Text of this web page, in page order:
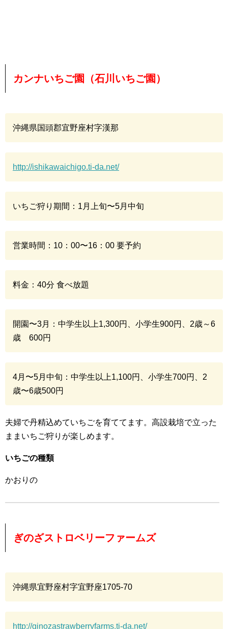
カンナいちご園（石川いちご園）
沖縄県国頭郡宜野座村字漢那
http://ishikawaichigo.ti-da.net/
いちご狩り期間：1月上旬〜5月中旬
営業時間：10：00〜16：00 要予約
料金：40分 食べ放題
開園〜3月：中学生以上1,300円、小学生900円、2歳～6
歳 600円
4月〜5月中旬：中学生以上1,100円、小学生700円、2
歳〜6歳500円
夫婦で丹精込めていちごを育ててます。高設栽培で立った
ままいちご狩りが楽しめます。
いちごの種類
かおりの
ぎのざストロベリーファームズ
沖縄県宜野座村字宜野座1705-70
http://ginozastrawberryfarms.ti-da.net/